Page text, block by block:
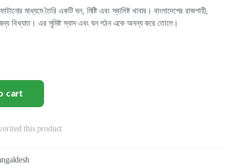
মাধ্যমে তৈরি একটি ঘন, মিষ্টি এবং স্বাদিষ্ট খাবার। বাংলাদেশের রাজশাহী,
বিখ্যাত। এর সুমিষ্ট স্বাদ এবং ঘন গঠন একে অনন্য করে তোলে।
cart
this product